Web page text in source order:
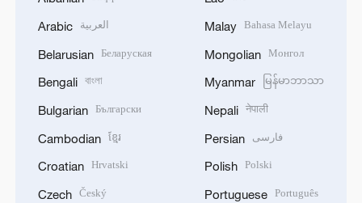
Arabic العربية
Belarusian Беларуская
Bengali বাংলা
Bulgarian Български
Cambodian ខ្មែរ
Croatian Hrvatski
Czech Český
Malay Bahasa Melayu
Mongolian Монгол
Myanmar မြန်မာဘာသာ
Nepali नेपाली
Persian فارسی
Polish Polski
Portuguese Português